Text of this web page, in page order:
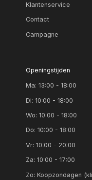
Klantenservice
Contact
Campagne
Openingstijden
Ma: 13:00 - 18:00
Di: 10:00 - 18:00
Wo: 10:00 - 18:00
Do: 10:00 - 18:00
Vr: 10:00 - 20:00
Za: 10:00 - 17:00
Zo:Koopzondagen